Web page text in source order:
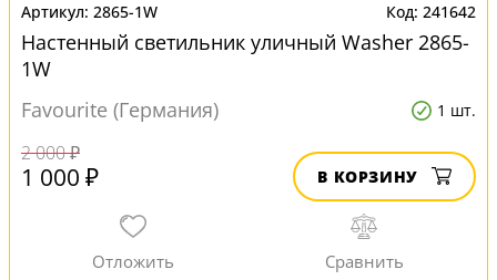
2865-1W 241642
Настенный светильник уличный Washer 2865-
1W
Favourite (Германия)
1 шт.
2 000 ₽
1 000 ₽ В КОРЗИНУ